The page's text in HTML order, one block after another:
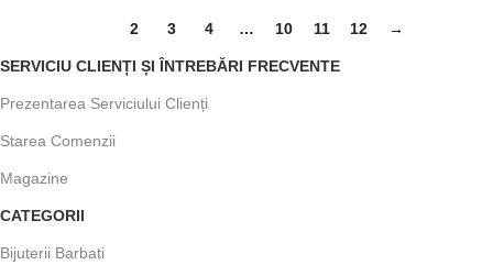
2 3 4 … 10 11 12 →
SERVICIU CLIENȚI ȘI ÎNTREBĂRI FRECVENTE
Prezentarea Serviciului Clienți
Starea Comenzii
Magazine
CATEGORII
Bijuterii Barbati